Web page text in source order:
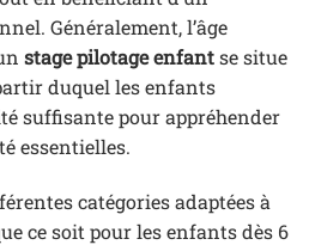
Généralement, l’âge
stage pilotage enfantse situe
duquel les enfants
suffisante pour appréhender
essentielles.
catégories adaptées à
ce soit pour les enfants dès 6